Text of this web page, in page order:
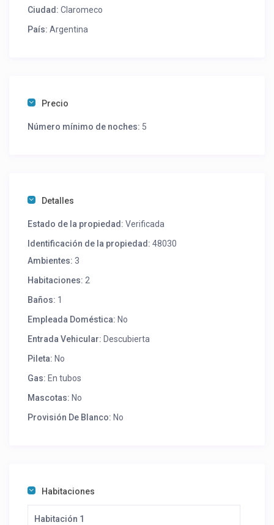
Ciudad: Claromeco
País: Argentina
Precio
Número mínimo de noches: 5
Detalles
Estado de la propiedad: Verificada
Identificación de la propiedad: 48030
Ambientes: 3
Habitaciones: 2
Baños: 1
Empleada Doméstica: No
Entrada Vehicular: Descubierta
Pileta: No
Gas: En tubos
Mascotas: No
Provisión De Blanco: No
Habitaciones
Habitación 1